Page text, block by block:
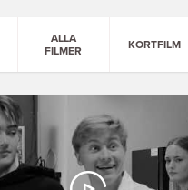
ALLA
FILMER
KORTFILM